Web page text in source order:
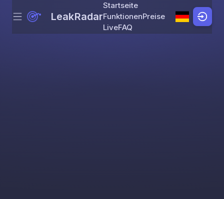
Skip to content
Menu LeakRadar
Startseite
FunktionenPreise
LiveFAQ